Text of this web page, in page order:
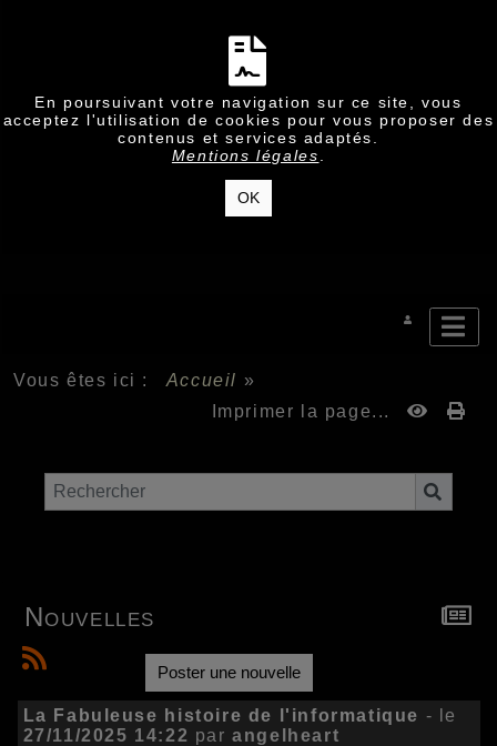
En poursuivant votre navigation sur ce site, vous
acceptez l'utilisation de cookies pour vous proposer des
contenus et services adaptés.
Mentions légales
OK
Vous êtes ici : Accueil »
Imprimer la page...
Nouvelles
Poster une nouvelle
La Fabuleuse histoire de l'informatique - le
27/11/2025 14:22 parangelheart